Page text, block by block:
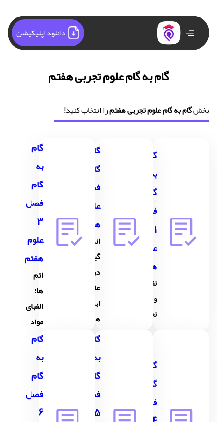
دانلود اپلیکیشن
گام به گام علوم تجربی هفتم
بخشگام به گام علوم تجربی هفتمرا انتخاب کنید!
گام
به
گام
فصل
1
علوم
هفتم
تفکر
و
تجربه
گام به
گام
علوم
هفتم
اندازه
گیری
در
علوم و
ابزار
های آن
گام
به
گام
فصل
3
علوم
هفتم
اتم
ها؛
الفبای
مواد
گام به
گام
فصل
گام
به
گام
فصل
5
گام
به
گام
فصل
6